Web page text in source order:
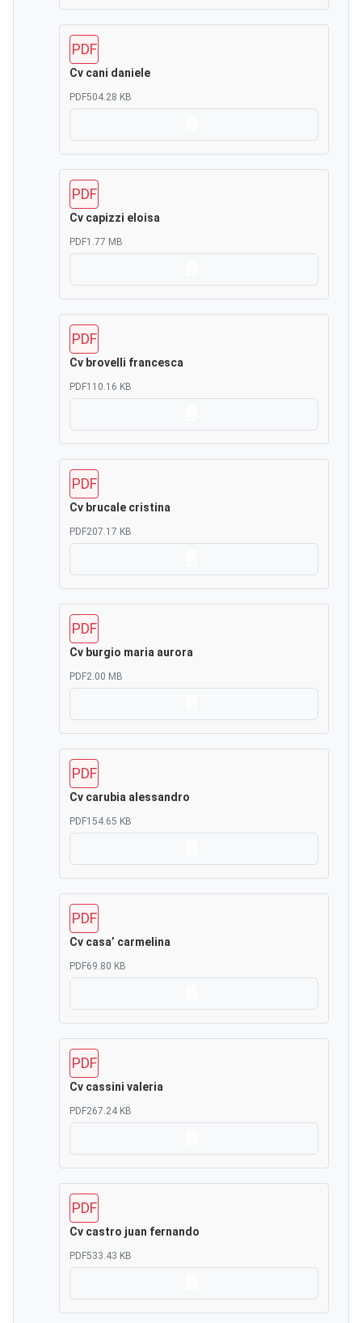
PDF
Cv cani daniele
PDF504.28 KB
PDF
Cv capizzi eloisa
PDF1.77 MB
PDF
Cv brovelli francesca
PDF110.16 KB
PDF
Cv brucale cristina
PDF207.17 KB
PDF
Cv burgio maria aurora
PDF2.00 MB
PDF
Cv carubia alessandro
PDF154.65 KB
PDF
Cv casa’ carmelina
PDF69.80 KB
PDF
Cv cassini valeria
PDF267.24 KB
PDF
Cv castro juan fernando
PDF533.43 KB